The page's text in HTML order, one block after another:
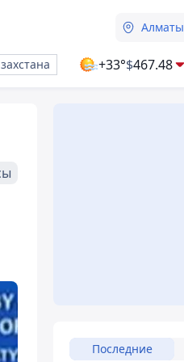
Алматы
+33°$467.48
Последние